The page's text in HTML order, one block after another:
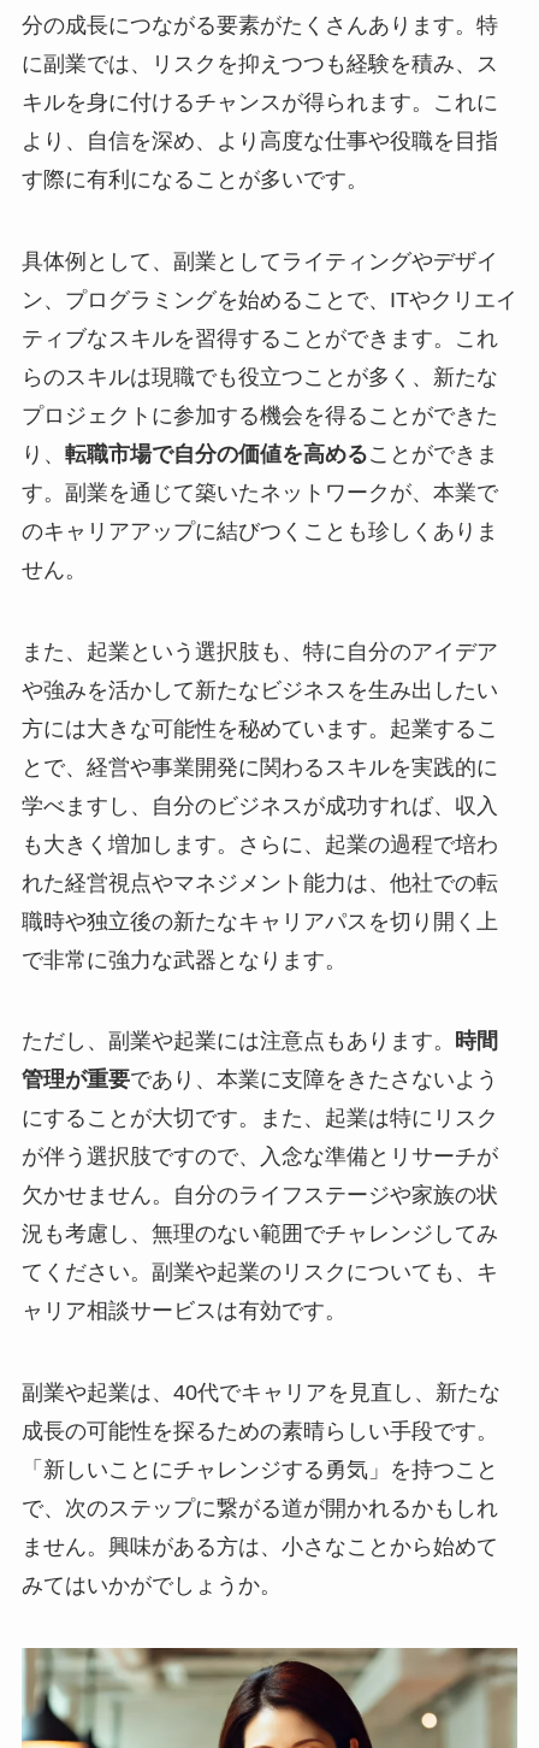
分の成長につながる要素がたくさんあります。特
に副業では、リスクを抑えつつも経験を積み、ス
キルを身に付けるチャンスが得られます。これに
より、自信を深め、より高度な仕事や役職を目指
す際に有利になることが多いです。
具体例として、副業としてライティングやデザイ
ン、プログラミングを始めることで、ITやクリエイ
ティブなスキルを習得することができます。これ
らのスキルは現職でも役立つことが多く、新たな
プロジェクトに参加する機会を得ることができた
り、 転職市場で自分の価値を高めることができま
す。副業を通じて築いたネットワークが、本業で
のキャリアアップに結びつくことも珍しくありま
せん。
また、起業という選択肢も、特に自分のアイデア
や強みを活かして新たなビジネスを生み出したい
方には大きな可能性を秘めています。起業するこ
とで、経営や事業開発に関わるスキルを実践的に
学べますし、自分のビジネスが成功すれば、収入
も大きく増加します。さらに、起業の過程で培わ
れた経営視点やマネジメント能力は、他社での転
職時や独立後の新たなキャリアパスを切り開く上
で非常に強力な武器となります。
ただし、副業や起業には注意点もあります。 時間
管理が重要であり、本業に支障をきたさないよう
にすることが大切です。また、起業は特にリスク
が伴う選択肢ですので、入念な準備とリサーチが
欠かせません。自分のライフステージや家族の状
況も考慮し、無理のない範囲でチャレンジしてみ
てください。副業や起業のリスクについても、キ
ャリア相談サービスは有効です。
副業や起業は、40代でキャリアを見直し、新たな
成長の可能性を探るための素晴らしい手段です。
「新しいことにチャレンジする勇気」を持つこと
で、次のステップに繋がる道が開かれるかもしれ
ません。興味がある方は、小さなことから始めて
みてはいかがでしょうか。